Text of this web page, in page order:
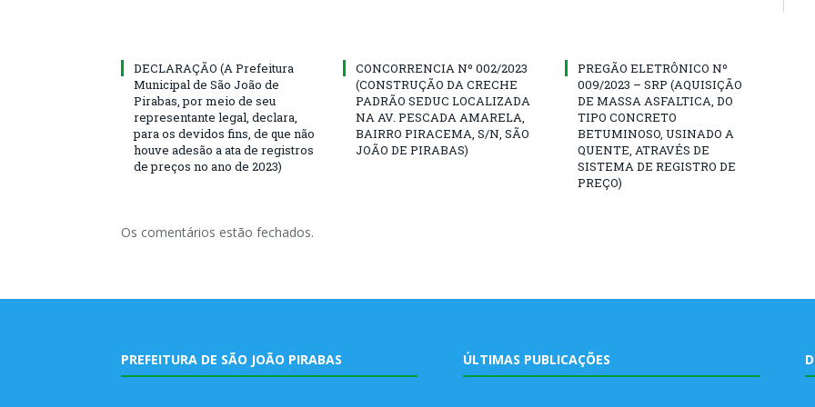
DECLARAÇÃO (A Prefeitura
Municipal de São João de
Pirabas, por meio de seu
representante legal, declara,
para os devidos fins, de que não
houve adesão a ata de registros
de preços no ano de 2023)
CONCORRENCIA Nº 002/2023
(CONSTRUÇÃO DA CRECHE
PADRÃO SEDUC LOCALIZADA
NA AV. PESCADA AMARELA,
BAIRRO PIRACEMA, S/N, SÃO
JOÃO DE PIRABAS)
PREGÃO ELETRÔNICO Nº
009/2023 – SRP (AQUISIÇÃO
DE MASSA ASFALTICA, DO
TIPO CONCRETO
BETUMINOSO, USINADO A
QUENTE, ATRAVÉS DE
SISTEMA DE REGISTRO DE
PREÇO)
Os comentários estão fechados.
PREFEITURA DE SÃO JOÃO PIRABAS ÚLTIMAS PUBLICAÇÕES